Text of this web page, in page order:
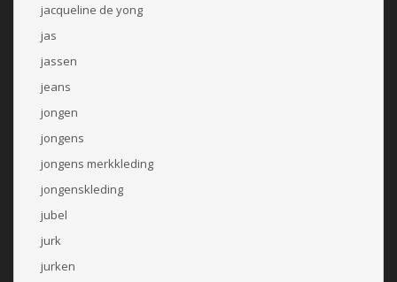
jacqueline de yong
jas
jassen
jeans
jongen
jongens
jongens merkkleding
jongenskleding
jubel
jurk
jurken